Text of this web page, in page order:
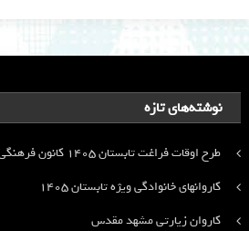
نوشته‌های تازه
طرح اوقات فراغت تابستان ۱۴۰۵ کانون فرهنگی هنری
کاروانهای خانوادگی ویژه تابستان ۱۴۰۵
کاروان زیارتی مشهد مقدس